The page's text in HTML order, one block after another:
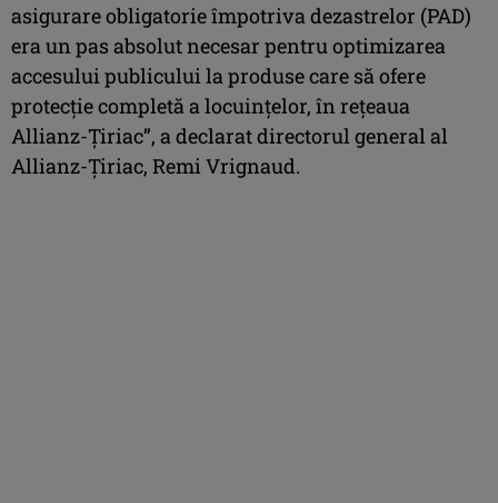
asigurare obligatorie împotriva dezastrelor (PAD)
era un pas absolut necesar pentru optimizarea
accesului publicului la produse care să ofere
protecţie completă a locuinţelor, în reţeaua
Allianz-Ţiriac”, a declarat directorul general al
Allianz-Ţiriac, Remi Vrignaud.